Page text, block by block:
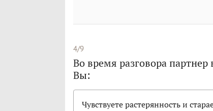
4/9
Во время разговора партнер
Вы:
Чувствуете растерянность и